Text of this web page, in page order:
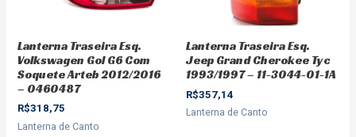
Lanterna Traseira Esq.
Volkswagen Gol G6 Com
Soquete Arteb 2012/2016
– 0460487
R$318,75
Lanterna de Canto
Lanterna Traseira Esq.
Jeep Grand Cherokee Tyc
1993/1997 – 11-3044-01-1A
R$357,14
Lanterna de Canto